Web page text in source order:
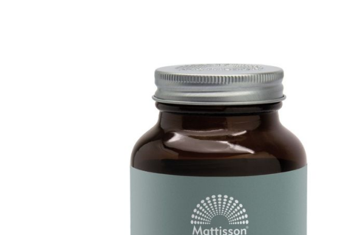
Toepassing & Gebruik Ingrediënten
Plantaardige Omega 3AlgenolieDHA 150-EPA 75